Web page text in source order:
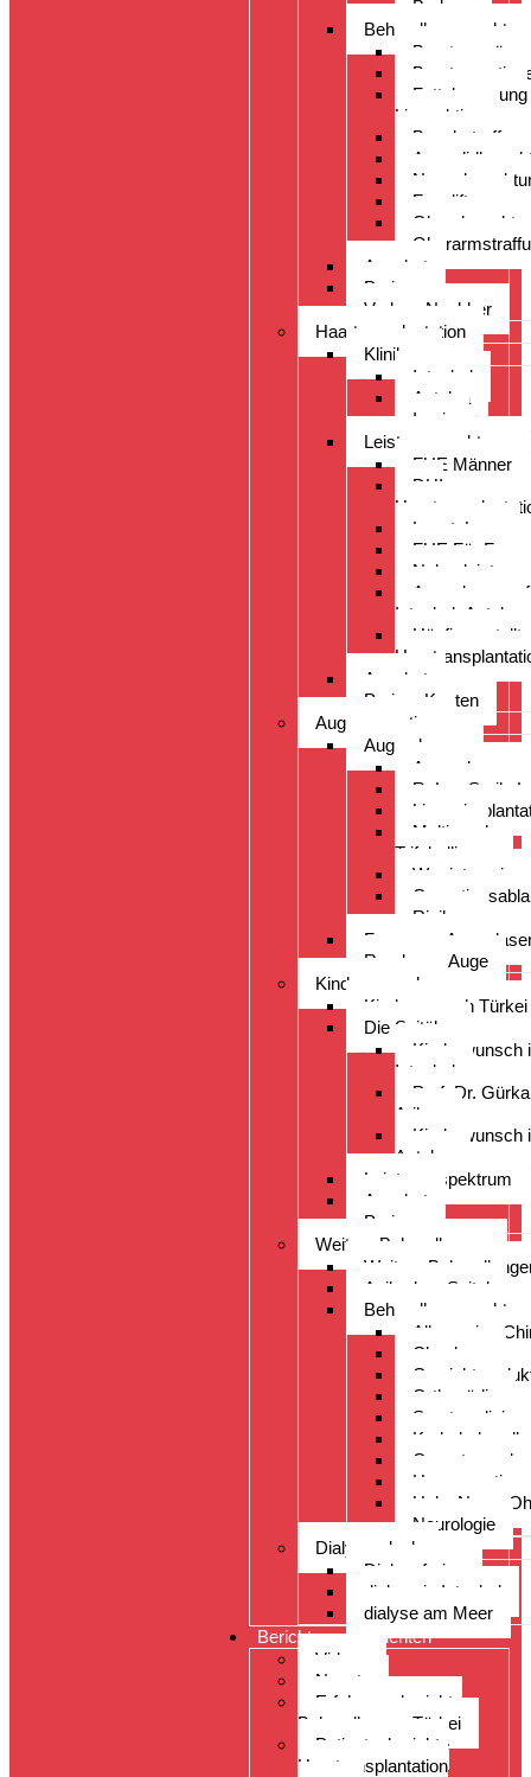
Bodrum
Fettabsaugung
Liposuktion
Bauchstraffung
Faceliftung
Ohrenkorrektur
Angebot
Preise
Vorher- Nachher
Haartransplantation
Kliniken
Istanbul
Antalya
Izmir
Leistungsspektrum
FUE Männer
DHI
LongtoLong
FUE Für
Istanbul-
Häufig
Angebot
Preise- Kosten
Augenoperation
Augen lasern
Augen lasern
ReLex Smile
Multi- und
Trifokallinsen
Wer ist
Risiken
Fragen zu
Rund ums Auge
Kinderwunsch
Kinderwunsch Türkei
Die Spitäler
Kinderwunsch
Istanbul
Prof. Dr.
Arikan
Kinderwunsch
Antalya
Leistungsspektrum
Angebot
Preise
Weitere Behandlungen
Weitere
Acibadem Spital
Allgemeine
Check-up
Orthopädie
Sportmedizin
Hals, Nase,
Neurologie
Dialyseurlaub
Dialyseferien
dialyse in Istanbul
dialyse am Meer
Berichte von Patienten
Videos
Neuste
Erfahrungsberichte
Behandlungen Türkei
Patientenberichte
Haartransplantation